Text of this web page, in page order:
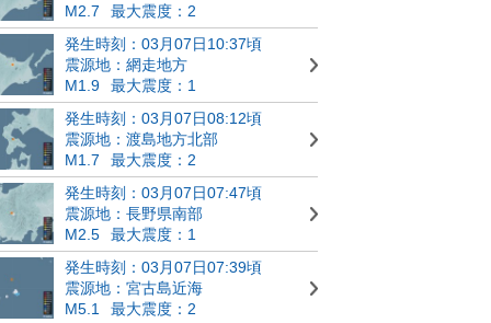
M2.7
最大震度：2
発生時刻：03月07日10:37頃
震源地：網走地方
M1.9
最大震度：1
発生時刻：03月07日08:12頃
震源地：渡島地方北部
M1.7
最大震度：2
発生時刻：03月07日07:47頃
震源地：長野県南部
M2.5
最大震度：1
発生時刻：03月07日07:39頃
震源地：宮古島近海
M5.1
最大震度：2